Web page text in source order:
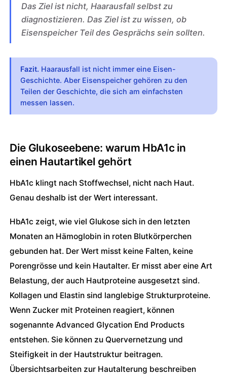
Das Ziel ist nicht, Haarausfall selbst zu
diagnostizieren. Das Ziel ist zu wissen, ob
Eisenspeicher Teil des Gesprächs sein sollten.
Fazit. Haarausfall ist nicht immer eine Eisen-
Geschichte. Aber Eisenspeicher gehören zu den
Teilen der Geschichte, die sich am einfachsten
messen lassen.
Die Glukoseebene: warum HbA1c in
einen Hautartikel gehört
HbA1c klingt nach Stoffwechsel, nicht nach Haut.
Genau deshalb ist der Wert interessant.
HbA1c zeigt, wie viel Glukose sich in den letzten
Monaten an Hämoglobin in roten Blutkörperchen
gebunden hat. Der Wert misst keine Falten, keine
Porengrösse und kein Hautalter. Er misst aber eine Art
Belastung, der auch Hautproteine ausgesetzt sind.
Kollagen und Elastin sind langlebige Strukturproteine.
Wenn Zucker mit Proteinen reagiert, können
sogenannte Advanced Glycation End Products
entstehen. Sie können zu Quervernetzung und
Steifigkeit in der Hautstruktur beitragen.
Übersichtsarbeiten zur Hautalterung beschreiben